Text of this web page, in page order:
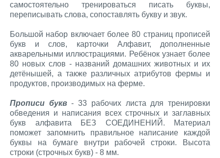
самостоятельно тренироваться писать буквы,
переписывать слова, сопоставлять букву и звук.
Большой набор включает более 80 страниц прописей
букв и слов, карточки Алфавит, дополненные
акварельными иллюстрациями. Ребёнок узнает более
80 новых слов - названий домашних животных и их
детёнышей, а также различных атрибутов фермы и
продуктов, производимых на ферме.
Прописи букв- 33 рабочих листа для тренировки
обведения и написания всех строчных и заглавных
букв алфавита БЕЗ СОЕДИНЕНИЙ. Материал
поможет запомнить правильное написание каждой
буквы на бумаге внутри рабочей строки. Высота
строки (строчных букв) - 8 мм.